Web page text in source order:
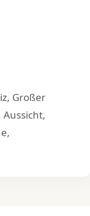
, Großer
Aussicht,
,